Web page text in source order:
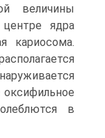
величины
ядра
кариосома.
в